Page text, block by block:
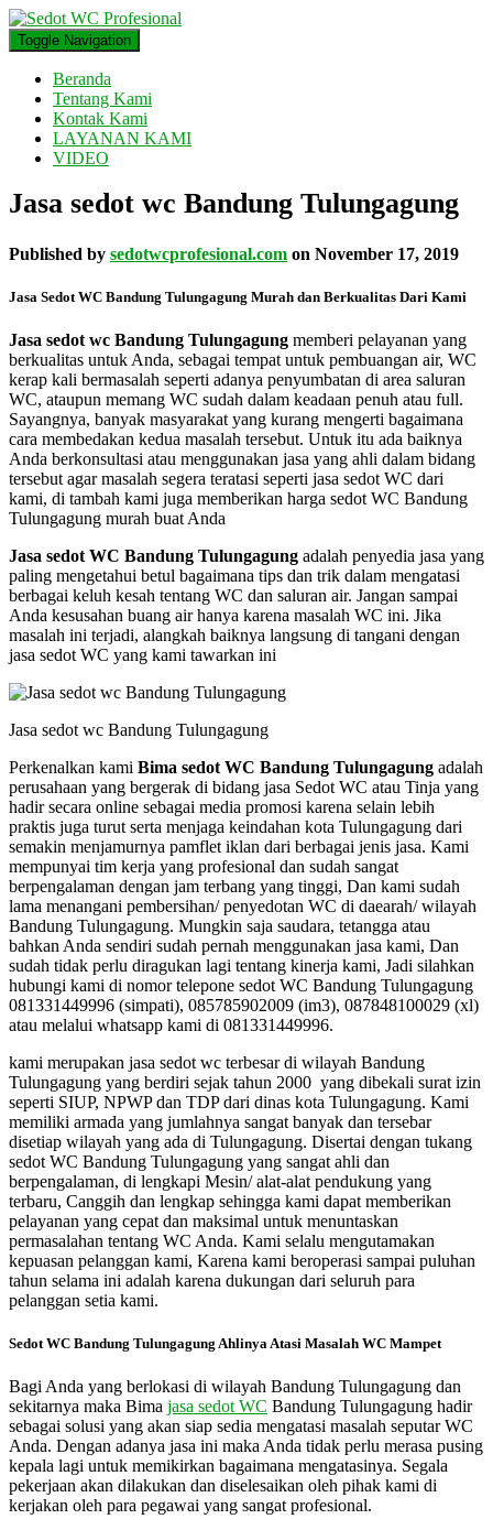
Toggle Navigation
Beranda
Tentang Kami
Kontak Kami
LAYANAN KAMI
VIDEO
Jasa sedot wc Bandung Tulungagung
Published by sedotwcprofesional.com on November 17, 2019
Jasa Sedot WC Bandung Tulungagung Murah dan Berkualitas Dari Kami
Jasa sedot wc Bandung Tulungagung memberi pelayanan yang
berkualitas untuk Anda, sebagai tempat untuk pembuangan air, WC
kerap kali bermasalah seperti adanya penyumbatan di area saluran
WC, ataupun memang WC sudah dalam keadaan penuh atau full.
Sayangnya, banyak masyarakat yang kurang mengerti bagaimana
cara membedakan kedua masalah tersebut. Untuk itu ada baiknya
Anda berkonsultasi atau menggunakan jasa yang ahli dalam bidang
tersebut agar masalah segera teratasi seperti jasa sedot WC dari
kami, di tambah kami juga memberikan harga sedot WC Bandung
Tulungagung murah buat Anda
Jasa sedot WC Bandung Tulungagung adalah penyedia jasa yang
paling mengetahui betul bagaimana tips dan trik dalam mengatasi
berbagai keluh kesah tentang WC dan saluran air. Jangan sampai
Anda kesusahan buang air hanya karena masalah WC ini. Jika
masalah ini terjadi, alangkah baiknya langsung di tangani dengan
jasa sedot WC yang kami tawarkan ini
Jasa sedot wc Bandung Tulungagung
Perkenalkan kami Bima sedot WC Bandung Tulungagung adalah
perusahaan yang bergerak di bidang jasa Sedot WC atau Tinja yang
hadir secara online sebagai media promosi karena selain lebih
praktis juga turut serta menjaga keindahan kota Tulungagung dari
semakin menjamurnya pamflet iklan dari berbagai jenis jasa. Kami
mempunyai tim kerja yang profesional dan sudah sangat
berpengalaman dengan jam terbang yang tinggi, Dan kami sudah
lama menangani pembersihan/ penyedotan WC di daearah/ wilayah
Bandung Tulungagung. Mungkin saja saudara, tetangga atau
bahkan Anda sendiri sudah pernah menggunakan jasa kami, Dan
sudah tidak perlu diragukan lagi tentang kinerja kami, Jadi silahkan
hubungi kami di nomor telepone sedot WC Bandung Tulungagung
081331449996 (simpati), 085785902009 (im3), 087848100029 (xl)
atau melalui whatsapp kami di 081331449996.
kami merupakan jasa sedot wc terbesar di wilayah Bandung
Tulungagung yang berdiri sejak tahun 2000 yang dibekali surat izin
seperti SIUP, NPWP dan TDP dari dinas kota Tulungagung. Kami
memiliki armada yang jumlahnya sangat banyak dan tersebar
disetiap wilayah yang ada di Tulungagung. Disertai dengan tukang
sedot WC Bandung Tulungagung yang sangat ahli dan
berpengalaman, di lengkapi Mesin/ alat-alat pendukung yang
terbaru, Canggih dan lengkap sehingga kami dapat memberikan
pelayanan yang cepat dan maksimal untuk menuntaskan
permasalahan tentang WC Anda. Kami selalu mengutamakan
kepuasan pelanggan kami, Karena kami beroperasi sampai puluhan
tahun selama ini adalah karena dukungan dari seluruh para
pelanggan setia kami.
Sedot WC Bandung Tulungagung Ahlinya Atasi Masalah WC Mampet
Bagi Anda yang berlokasi di wilayah Bandung Tulungagung dan
sekitarnya maka Bima jasa sedot WC Bandung Tulungagung hadir
sebagai solusi yang akan siap sedia mengatasi masalah seputar WC
Anda. Dengan adanya jasa ini maka Anda tidak perlu merasa pusing
kepala lagi untuk memikirkan bagaimana mengatasinya. Segala
pekerjaan akan dilakukan dan diselesaikan oleh pihak kami di
kerjakan oleh para pegawai yang sangat profesional.